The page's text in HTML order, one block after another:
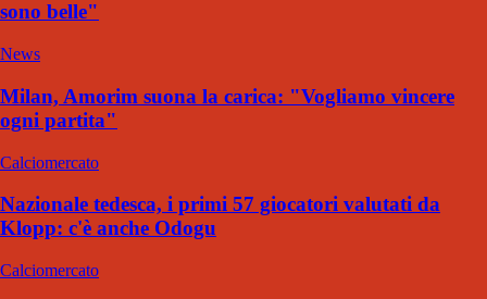
sono belle"
News
Milan, Amorim suona la carica: "Vogliamo vincere
ogni partita"
Calciomercato
Nazionale tedesca, i primi 57 giocatori valutati da
Klopp: c'è anche Odogu
Calciomercato